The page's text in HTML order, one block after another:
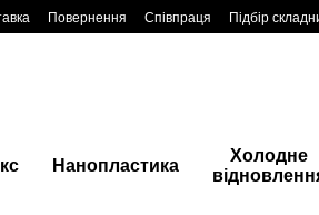
Повернення Співпраця Підбір
Нанопластика
Холодне